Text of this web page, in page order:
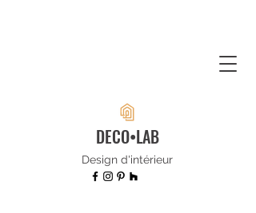
DECO•LAB
Design d'intérieur